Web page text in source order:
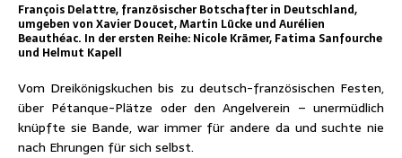
François Delattre, französischer Botschafter in Deutschland,
umgeben von Xavier Doucet, Martin Lücke und Aurélien
Beauthéac. In der ersten Reihe: Nicole Krämer, Fatima Sanfourche
und Helmut Kapell
Vom Dreikönigskuchen bis zu deutsch-französischen Festen,
über Pétanque-Plätze oder den Angelverein – unermüdlich
knüpfte sie Bande, war immer für andere da und suchte nie
nach Ehrungen für sich selbst.